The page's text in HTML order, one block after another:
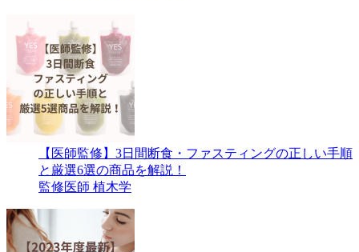
【医師監修】3日間断食・ファスティングの正しい手順
と厳選6選の商品を解説！
監修医師 植木学